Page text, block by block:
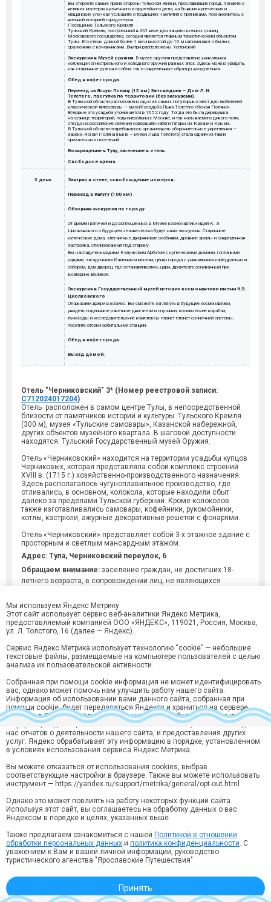
Мы используем Яндекс Метрику
Этот сайт использует сервис веб-аналитики Яндекс Метрика,
предоставляемый компанией ООО «ЯНДЕКС», 119021, Россия, Москва,
ул. Л. Толстого, 16 (далее — Яндекс).
Сервис Яндекс Метрика использует технологию “cookie” — небольшие
текстовые файлы, размещаемые на компьютере пользователей с целью
анализа их пользовательской активности.
Собранная при помощи cookie информация не может идентифицировать
вас, однако может помочь нам улучшить работу нашего сайта.
Информация об использовании вами данного сайта, собранная при
помощи cookie, будет передаваться Яндексу и храниться на сервере
Яндекса в ЕС и Российской Федерации. Яндекс будет обрабатывать эту
информацию для оценки использования вами сайта, составления для
нас отчетов о деятельности нашего сайта, и предоставления других
услуг. Яндекс обрабатывает эту информацию в порядке, установленном
в условиях использования сервиса Яндекс Метрика.
Вы можете отказаться от использования cookies, выбрав
соответствующие настройки в браузере. Также вы можете использовать
инструмент — https://yandex.ru/support/metrika/general/opt-out.html
Однако это может повлиять на работу некоторых функций сайта.
Используя этот сайт, вы соглашаетесь на обработку данных о вас
Яндексом в порядке и целях, указанных выше.
Также предлагаем ознакомиться с нашей Политикой в отношении
обработки персональных данных и политика конфиденциальности. С
уважением к Вам и вашей личной информации, руководство
туристического агенства "Ярославские Путешествия"
Принять
Вы откроете самые яркие стороны тульской жизни, прославившие город. Узнаете о
великих мастерах кузнечного и оружейного дела, на бывших купеческих и
мещанских улочках услышите о традициях чаепития с пряниками, познакомитесь с
военной историей города-героя.
Посещение Тульского Кремля
Тульский Кремль, построенный в XVI веке для защиты южных границ
Московского государства, сегодня является главным туристическим объектом
Тулы. Его стены длиной более 1 км и высотой до 10 м напоминают о былых
сражениях с кочевниками. Внутри расположены Успенский
Экскурсия в Музей оружия. В музее оружия представлена уникальная
коллекция огнестрельного и холодного оружия разных эпох. Здесь можно увидеть,
как старинные ружья и сабли, так и современные образцы вооружения.
Обед в кафе города.
Переезд на Ясную Поляну (15 км) Заповедник – Дом Л. Н.
Толстого, прогулка по территории (без экскурсии).
В Тульской области расположено одно из самых популярных мест для любителей
классической литературы — музей?усадьба Льва Толстого «Ясная Поляна».
Впервые эта усадьба упоминается в 1652 году. Тогда это была деревушка
на границе территорий, подконтрольных Москве, и так называемого дикого поля,
откуда на российские селения совершали набеги татары из Казани и Крыма.
В Тульской области потребовалось организовать оборонительные укрепления —
засеки. Ясная Поляна (ныне — музей Льва Толстого) стала одним из таких
призасечных поселений.
Возвращение в Тулу, заселение в отель.
Свободное время.
3 день Завтрак в отеле, освобождение номеров.
Переезд в Калугу (100 км)
Обзорная экскурсия по городу
От времён вятичей и до воплощённых в Музее космонавтики идей К. Э.
Циолковского о будущем человечества будет наша экскурсия. Старинные
купеческие дома, элегантные дворянские особняки, древние храмы и современная
застройка, стилизованная под старину.
Вы насладитесь видами Калужским Арбатом с купеческими домами, гостиными
рядами, загадочным Каменным мостом, центр города с уникальным кафедральным
собором, дом-дворец, где останавливались цари, драмтеатр основанный при
Екатерине Великой.
Экскурсия в Государственный музей истории космонавтики имени К.Э.
Циолковского
Открываем двери в космос. Вы сможете заглянуть в будущее космонавтики,
увидеть подлинные ракетные двигатели и спутники, космические корабли,
луноходы и исследовательские комплексы планет планет солнечной системы,
посетите отсеки орбитальной станции.
Обед в кафе города.
Выезд домой.
Отель "Черниковский" 3* (Номер реестровой записи:
С712024017204)
Отель расположен в самом центре Тулы, в непосредственной
близости от памятников истории и культуры: Тульского Кремля
(300 м), музея «Тульские самовары», Казанской набережной,
других объектов музейного квартала. В шаговой доступности
находятся: Тульский Государственный музей Оружия.
Отель «Черниковский» находится на территории усадьбы купцов
Черниковых, которая представляла собой комплекс строений
XVIII в. (1715 г.) хозяйственно-производственного назначения.
Здесь располагалось чугуноплавильное производство, где
отливались, в основном, колокола, которые находили сбыт
далеко за пределами Тульской губернии. Кроме колоколов
также изготавливались самовары, кофейники, рукомойники,
котлы, кастрюли, ажурные декоративные решетки с фонарями.
Отель «Черниковский» представляет собой 3-х этажное здание с
просторным и светлым мансардным этажом.
Адрес: Тула, Черниковский переулок, 6
Обращаем внимание: заселение граждан, не достигших 18-
летнего возраста, в сопровождении лиц, не являющихся
предъявлении письменного согласия от одного из законных
представителей ребенка (родителя, усыновителя, опекуна),
составленного в свободной форме.
Хотите быть в курсе лучших предложений?
Подпишитесь на рассылку горящий туров и спецпредложений
Нажимая кнопку “Подписаться“ вы соглашаетесь на обработку
персональных данныхв соответствии сПолитикой конфиденциальности
Ярославль, ул. Кирова, 10, 3 этаж, офис 314
Звонок по России бесплатный:
8 (800) 550-70-15
info@yartravel.ru
Реестровый номер ВНТ 003426 в Едином федеральном реестре туроператоров.
Политика конфиденциальности